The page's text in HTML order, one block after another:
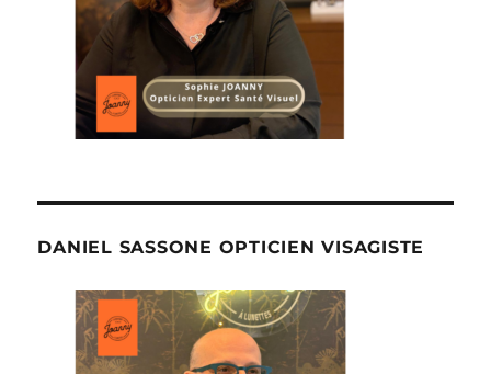
DANIEL SASSONE OPTICIEN VISAGISTE